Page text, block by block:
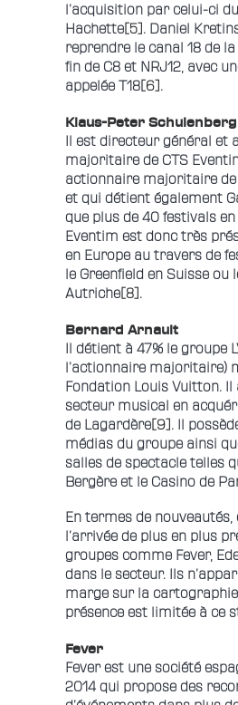
l’acquisition par celui-ci
Hachette[5]. Daniel
reprendre le canal 18 de
fin de C8 et NRJ12, avec
appelée T18[6].
Klaus-Peter Schulenberg
Il est directeur général et
majoritaire de CTS
actionnaire majoritaire
et qui détient également
que plus de 40 festivals en
Eventim est donc très
en Europe au travers de
le Greenfield en Suisse ou
Autriche[8].
Bernard Arnault
Il détient à 47% le groupe
l’actionnaire majoritaire)
Fondation Louis Vuitton.
secteur musical en
de Lagardère[9]. Il
médias du groupe ainsi
salles de spectacle telles
Bergère et le Casino de
En termes de nouveautés,
l’arrivée de plus en plus
groupes comme Fever,
dans le secteur. Ils
marge sur la
présence est limitée à ce
Fever
Fever est une société
2014 qui propose des